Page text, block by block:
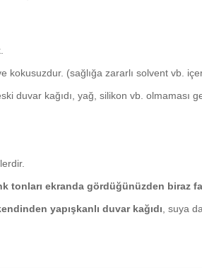
kokusuzdur. (sağlığa zararlı solvent vb.
duvar kağıdı, yağ, silikon vb. olmaması
tonları ekranda gördüğünüzden biraz
yapışkanlı duvar kağıdı , suya